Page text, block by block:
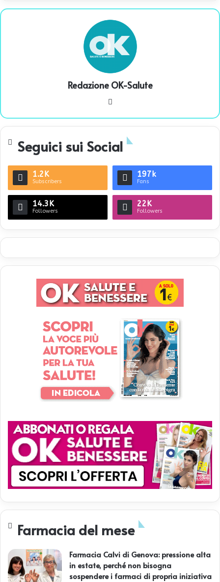
Redazione OK-Salute
te
Seguici sui Social
1.2K
Subscribers
197k
Fans
14.3K
Followers
22K
Followers
Farmacia del mese
Farmacia Calvi di Genova: pressione alta
in estate, perché non bisogna
sospendere i farmaci di propria iniziativa